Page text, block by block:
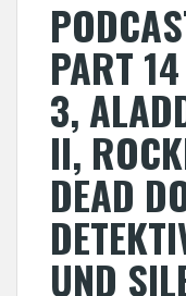
PART
3,
II,
DEAD
UND